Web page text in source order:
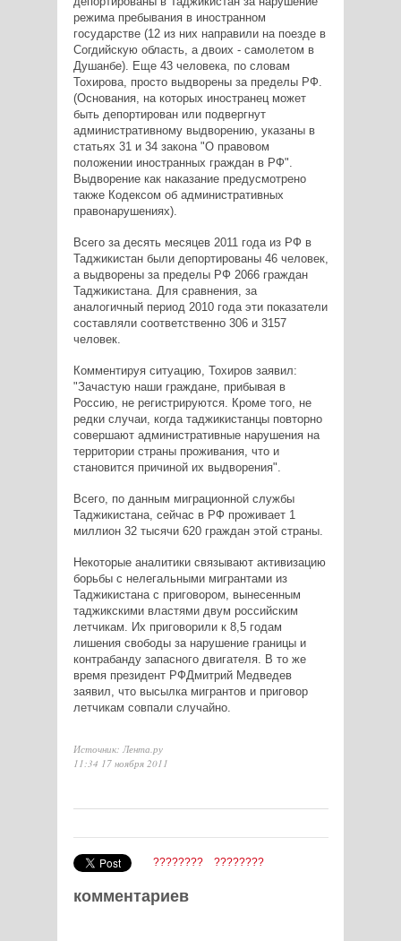
режима пребывания в иностранном
государстве (12 из них направили на поезде в
Согдийскую область, а двоих - самолетом в
Душанбе). Еще 43 человека, по словам
Тохирова, просто выдворены за пределы РФ.
(Основания, на которых иностранец может
быть депортирован или подвергнут
административному выдворению, указаны в
статьях 31 и 34 закона "О правовом
положении иностранных граждан в РФ".
Выдворение как наказание предусмотрено
также Кодексом об административных
правонарушениях).
Всего за десять месяцев 2011 года из РФ в
Таджикистан были депортированы 46 человек,
а выдворены за пределы РФ 2066 граждан
Таджикистана. Для сравнения, за
аналогичный период 2010 года эти показатели
составляли соответственно 306 и 3157
человек.
Комментируя ситуацию, Тохиров заявил:
"Зачастую наши граждане, прибывая в
Россию, не регистрируются. Кроме того, не
редки случаи, когда таджикистанцы повторно
совершают административные нарушения на
территории страны проживания, что и
становится причиной их выдворения".
Всего, по данным миграционной службы
Таджикистана, сейчас в РФ проживает 1
миллион 32 тысячи 620 граждан этой страны.
Некоторые аналитики связывают активизацию
борьбы с нелегальными мигрантами из
Таджикистана с приговором, вынесенным
таджикскими властями двум российским
летчикам. Их приговорили к 8,5 годам
лишения свободы за нарушение границы и
контрабанду запасного двигателя. В то же
время президент РФДмитрий Медведев
заявил, что высылка мигрантов и приговор
летчикам совпали случайно.
Источник: Лента.ру
11:34 17 ноября 2011
???????? ????????
комментариев